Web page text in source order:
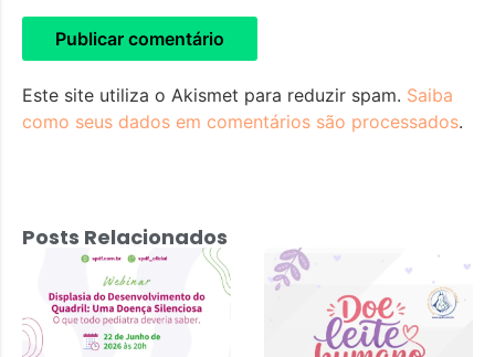
Este site utiliza o Akismet para reduzir spam. Saiba
como seus dados em comentários são processados.
Posts Relacionados
Displasia do
Desenvolvimento
do Quadril: Uma
Silenciosa – 22
de junho 2026 às